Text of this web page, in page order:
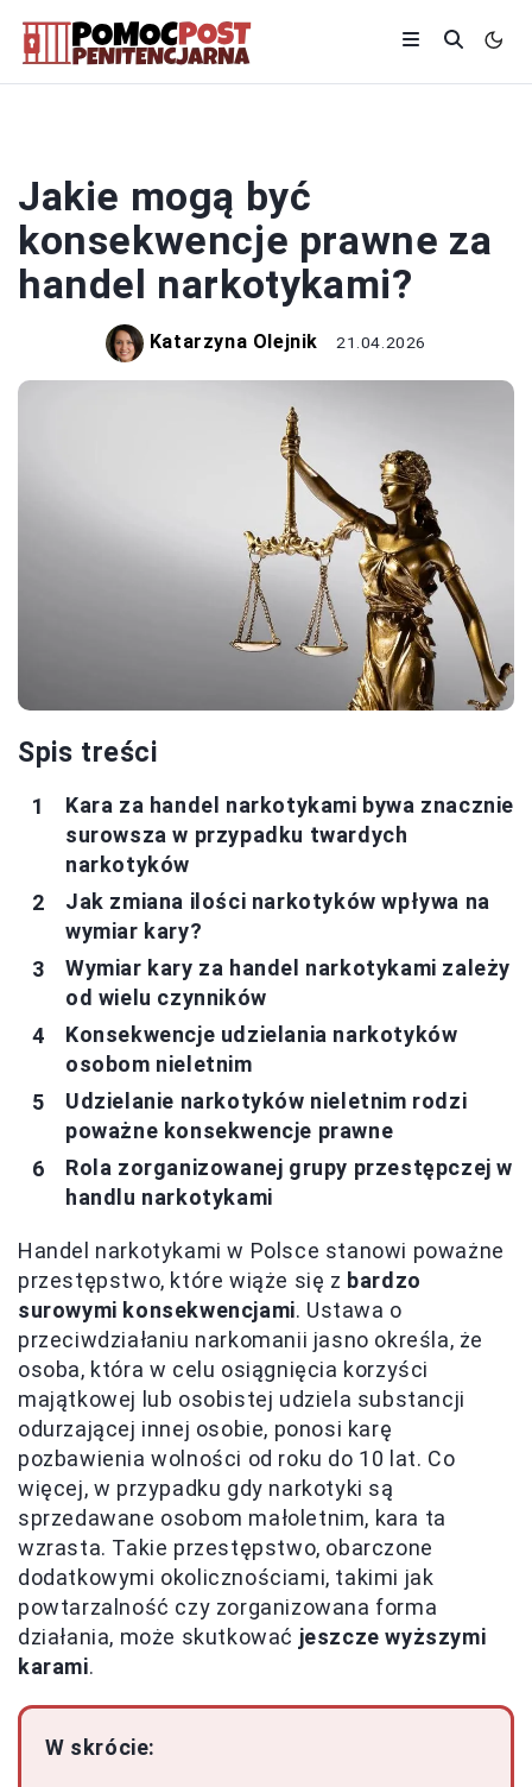
Jakie mogą być
konsekwencje prawne za
handel narkotykami?
Katarzyna Olejnik 21.04.2026
Spis treści
Kara za handel narkotykami bywa znacznie
surowsza w przypadku twardych
narkotyków
Jak zmiana ilości narkotyków wpływa na
wymiar kary?
Wymiar kary za handel narkotykami zależy
od wielu czynników
Konsekwencje udzielania narkotyków
osobom nieletnim
Udzielanie narkotyków nieletnim rodzi
poważne konsekwencje prawne
Rola zorganizowanej grupy przestępczej w
handlu narkotykami
Handel narkotykami w Polsce stanowi poważne
przestępstwo, które wiąże się z bardzo
surowymi konsekwencjami. Ustawa o
przeciwdziałaniu narkomanii jasno określa, że
osoba, która w celu osiągnięcia korzyści
majątkowej lub osobistej udziela substancji
odurzającej innej osobie, ponosi karę
pozbawienia wolności od roku do 10 lat. Co
więcej, w przypadku gdy narkotyki są
sprzedawane osobom małoletnim, kara ta
wzrasta. Takie przestępstwo, obarczone
dodatkowymi okolicznościami, takimi jak
powtarzalność czy zorganizowana forma
działania, może skutkować jeszcze wyższymi
karami.
W skrócie: